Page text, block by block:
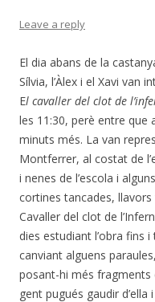
Leave a reply
El dia abans de la
Sílvia, l’Àlex i el Xavi van
El cavaller del clot de
les 11:30, perè entre que
minuts més. La van
Montferrer, al costat de
i nenes de l’escola i
cortines tancades, llavors
Cavaller del clot de
dies estudiant l’obra fins
canviant alguens
posant-hi més fragments
gent pugués gaudir